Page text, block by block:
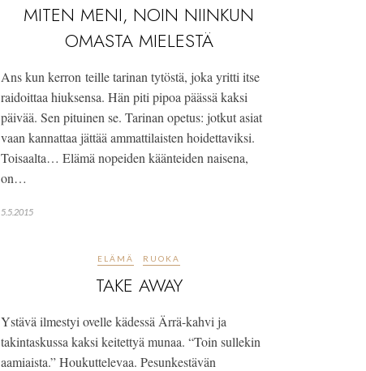
MITEN MENI, NOIN NIINKUN
OMASTA MIELESTÄ
Ans kun kerron teille tarinan tytöstä, joka yritti itse
raidoittaa hiuksensa. Hän piti pipoa päässä kaksi
päivää. Sen pituinen se. Tarinan opetus: jotkut asiat
vaan kannattaa jättää ammattilaisten hoidettaviksi.
Toisaalta… Elämä nopeiden käänteiden naisena,
on…
5.5.2015
ELÄMÄ RUOKA
TAKE AWAY
Ystävä ilmestyi ovelle kädessä Ärrä-kahvi ja
takintaskussa kaksi keitettyä munaa. “Toin sullekin
aamiaista.” Houkuttelevaa. Pesunkestävän